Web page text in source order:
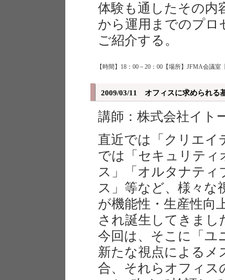
体験も通したその内
から運用までのプロ
ご紹介する。
【時間】18：00－20：00【場所】JFMA会議
2009/03/11 オフィスに求められる
講師：株式会社イ
直近では「クリエイ
では「セキュリテ
ス」「オルタナティ
ス」等など、様々な
が機能性・生産性向
され誕生してきまし
今回は、そこに「ユ
新たな視点によるメ
合、それらオフィス